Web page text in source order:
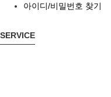
아이디/비밀번호 찾기
SERVICE